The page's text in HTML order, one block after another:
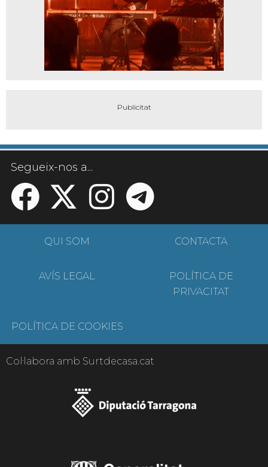
Segueix-nos a...
QUI SOM CONTACTA
AVÍS LEGAL
POLÍTICA DE
PRIVACITAT
POLÍTICA DE COOKIES
Col·labora amb Surtdecasa.cat